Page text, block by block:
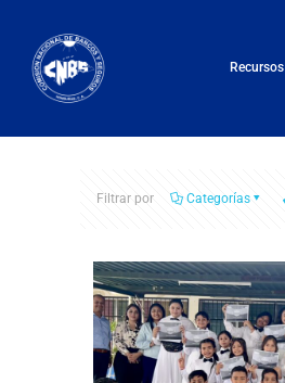
Filtrar por Categorías